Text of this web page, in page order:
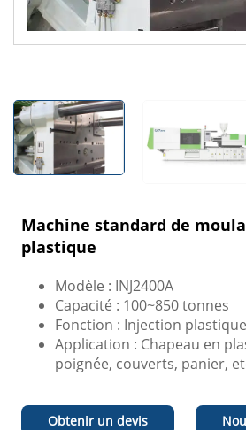
Machine standard de
plastique
Modèle : INJ2400A
Capacité : 100~850 tonnes
Fonction : Injection plastique
Application : Chapeau en
poignée, couverts, panier,
Obtenir un devis